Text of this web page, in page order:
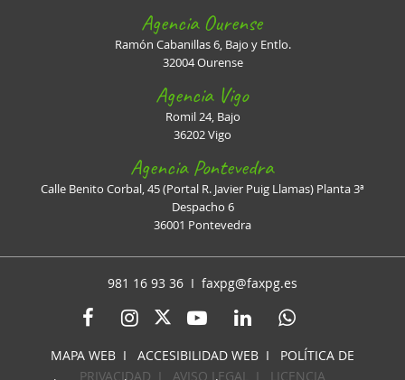
Agencia Ourense
Ramón Cabanillas 6, Bajo y Entlo.
32004 Ourense
Agencia Vigo
Romil 24, Bajo
36202 Vigo
Agencia Pontevedra
Calle Benito Corbal, 45 (Portal R. Javier Puig Llamas) Planta 3ª
Despacho 6
36001 Pontevedra
981 16 93 36 I faxpg@faxpg.es
MAPA WEB I ACCESIBILIDAD WEB I POLÍTICA DE
PRIVACIDAD I AVISO LEGAL I LICENCIA